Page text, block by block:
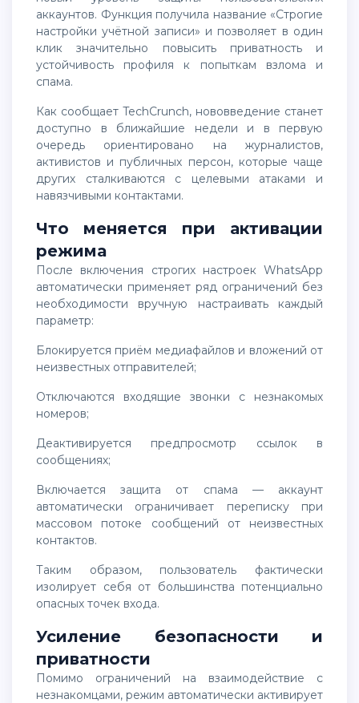
аккаунтов. Функция получила название «Строгие
настройки учётной записи» и позволяет в один
клик значительно повысить приватность и
устойчивость профиля к попыткам взлома и
спама.
Как сообщает TechCrunch, нововведение станет
доступно в ближайшие недели и в первую
очередь ориентировано на журналистов,
активистов и публичных персон, которые чаще
других сталкиваются с целевыми атаками и
навязчивыми контактами.
Что меняется при активации
режима
После включения строгих настроек WhatsApp
автоматически применяет ряд ограничений без
необходимости вручную настраивать каждый
параметр:
блокируется приём медиафайлов и вложений от
неизвестных отправителей;
отключаются входящие звонки с незнакомых
номеров;
деактивируется предпросмотр ссылок в
сообщениях;
включается защита от спама — аккаунт
автоматически ограничивает переписку при
массовом потоке сообщений от неизвестных
контактов.
Таким образом, пользователь фактически
изолирует себя от большинства потенциально
опасных точек входа.
Усиление безопасности и
приватности
Помимо ограничений на взаимодействие с
незнакомцами, режим автоматически активирует